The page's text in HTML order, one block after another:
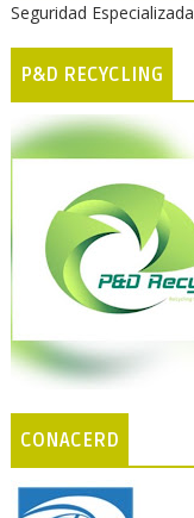
Seguridad Especializada
P&D RECYCLING
CONACERD